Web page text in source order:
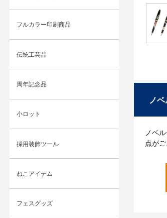
ノ
ノベ
点が
フルカラー印刷商品
伝統工芸品
周年記念品
小ロット
採用装飾ツール
ねこアイテム
フェスグッズ